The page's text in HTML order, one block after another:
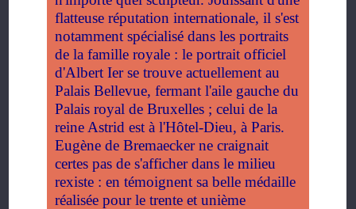
flatteuse réputation internationale, il s'est
notamment spécialisé dans les portraits
de la famille royale : le portrait officiel
d'Albert Ier se trouve actuellement au
Palais Bellevue, fermant l'aile gauche du
Palais royal de Bruxelles ; celui de la
reine Astrid est à l'Hôtel-Dieu, à Paris.
Eugène de Bremaecker ne craignait
certes pas de s'afficher dans le milieu
rexiste : en témoignent sa belle médaille
réalisée pour le trente et unième